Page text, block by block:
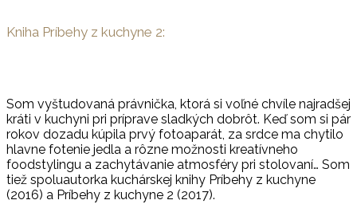
Kniha Príbehy z kuchyne 2:
Som vyštudovaná právnička, ktorá si voľné chvíle najradšej
kráti v kuchyni pri príprave sladkých dobrôt. Keď som si pár
rokov dozadu kúpila prvý fotoaparát, za srdce ma chytilo
hlavne fotenie jedla a rôzne možnosti kreatívneho
foodstylingu a zachytávanie atmosféry pri stolovaní… Som
tiež spoluautorka kuchárskej knihy Príbehy z kuchyne
(2016) a Príbehy z kuchyne 2 (2017).